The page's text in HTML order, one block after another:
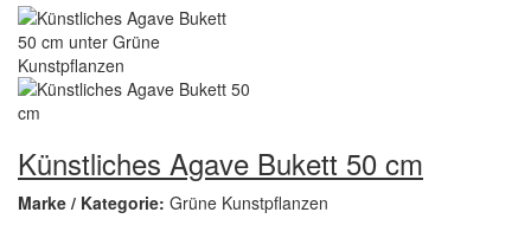
Künstliches Agave Bukett 50 cm
Marke / Kategorie: Grüne Kunstpflanzen